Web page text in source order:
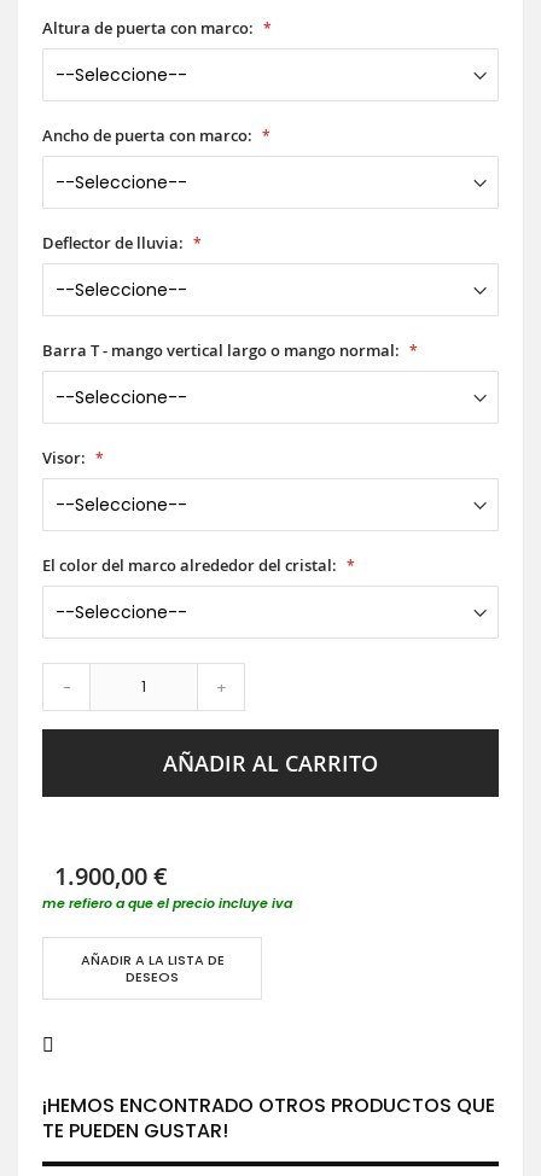
Altura de puerta con marco:
Ancho de puerta con marco:
Deflector de lluvia:
Barra T - mango vertical largo o mango normal:
Visor:
El color del marco alrededor del cristal:
- +
AÑADIR AL CARRITO
1.900,00 €
me refiero a que el precio incluye iva
AÑADIR A LA LISTA DE
DESEOS
¡HEMOS ENCONTRADO OTROS PRODUCTOS QUE
TE PUEDEN GUSTAR!